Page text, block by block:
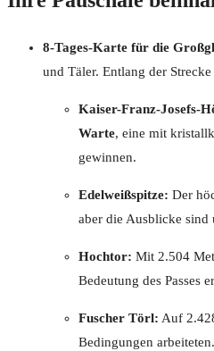
8-Tages-Karte für die
und Täler. Entlang der
Kaiser-Franz-Josefs-
Warte, eine mit
gewinnen.
Edelweißspitze: Der
aber die Ausblicke sind
Hochtor: Mit 2.504
Bedeutung des Passes
Fuscher Törl: Auf
Bedingungen arbeiteten.